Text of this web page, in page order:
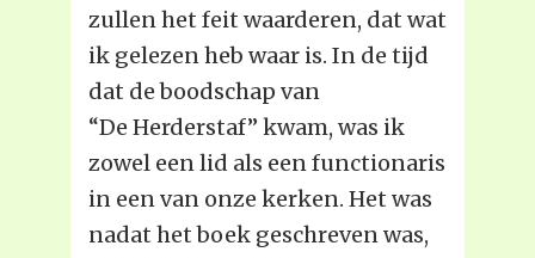
zullen het feit waarderen, dat wat
ik gelezen heb waar is. In de tijd
dat de boodschap van
“De Herderstaf” kwam, was ik
zowel een lid als een functionaris
in een van onze kerken. Het was
nadat het boek geschreven was,